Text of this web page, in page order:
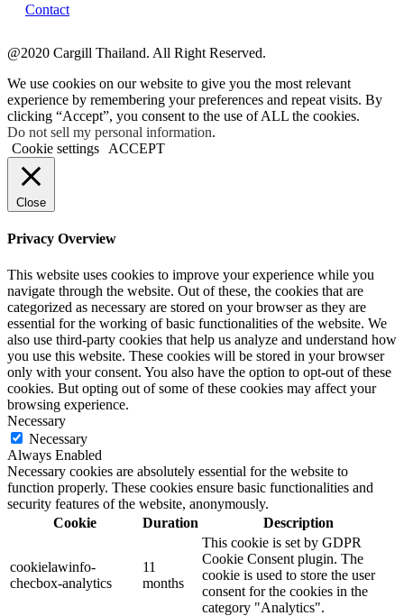
Contact
@2020 Cargill Thailand. All Right Reserved.
We use cookies on our website to give you the most relevant
experience by remembering your preferences and repeat visits. By
clicking “Accept”, you consent to the use of ALL the cookies.
Do not sell my personal information.
Cookie settings
ACCEPT
Close
Privacy Overview
This website uses cookies to improve your experience while you
navigate through the website. Out of these, the cookies that are
categorized as necessary are stored on your browser as they are
essential for the working of basic functionalities of the website. We
also use third-party cookies that help us analyze and understand how
you use this website. These cookies will be stored in your browser
only with your consent. You also have the option to opt-out of these
cookies. But opting out of some of these cookies may affect your
browsing experience.
Necessary
Necessary
Always Enabled
Necessary cookies are absolutely essential for the website to
function properly. These cookies ensure basic functionalities and
security features of the website, anonymously.
Cookie
Duration Description
cookielawinfo-
checbox-analytics
11
months
This cookie is set by GDPR
Cookie Consent plugin. The
cookie is used to store the user
consent for the cookies in the
category "Analytics".